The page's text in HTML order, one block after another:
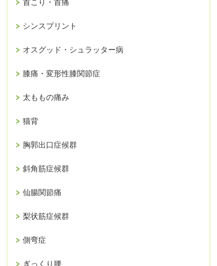
首こり・首痛
シンスプリント
オスグッド・シュラッター病
膝痛・変形性膝関節症
太ももの痛み
猫背
胸郭出口症候群
斜角筋症候群
仙腸関節痛
梨状筋症候群
側弯症
ぎっくり腰